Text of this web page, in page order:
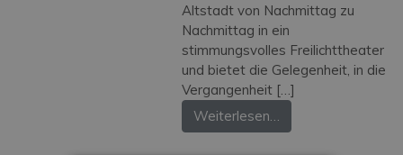
Altstadt von Nachmittag zu
Nachmittag in ein
stimmungsvolles Freilichttheater
und bietet die Gelegenheit, in die
Vergangenheit […]
Weiterlesen…